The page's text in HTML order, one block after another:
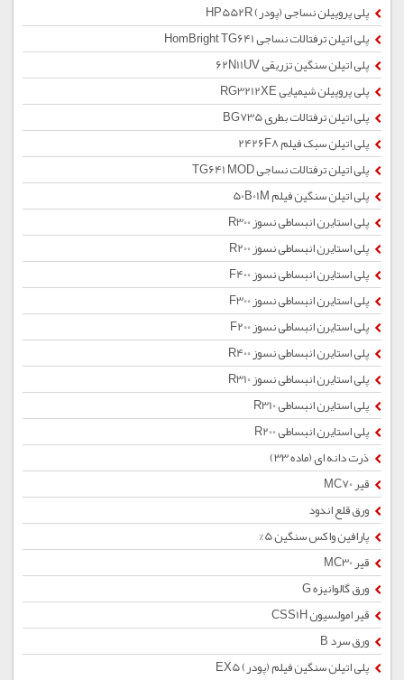
پلی پروپیلن نساجی (پودر) HP552R
پلی اتیلن ترفتالات نساجی HomBright TG641
پلی اتیلن سنگین تزریقی 62N11UV
پلی پروپیلن شیمیایی RG3212XE
پلی اتیلن ترفتالات بطری BG735
پلی اتیلن سبک فیلم 2426F8
پلی اتیلن ترفتالات نساجی TG641 MOD
پلی اتیلن سنگین فیلم 50B01M
پلی استایرن انبساطی نسوز R300
پلی استایرن انبساطی نسوز R200
پلی استایرن انبساطی نسوز F400
پلی استایرن انبساطی نسوز F300
پلی استایرن انبساطی نسوز F200
پلی استایرن انبساطی نسوز R400
پلی استایرن انبساطی نسوز R310
پلی استایرن انبساطی R310
پلی استایرن انبساطی R200
ذرت دانه ای (ماده 33)
قیر MC70
ورق قلع اندود
پارافین واکس سنگین 5%
قیر MC30
ورق گالوانیزه G
قیر امولسیون CSS1H
ورق سرد B
پلی اتیلن سنگین فیلم (پودر) EX5